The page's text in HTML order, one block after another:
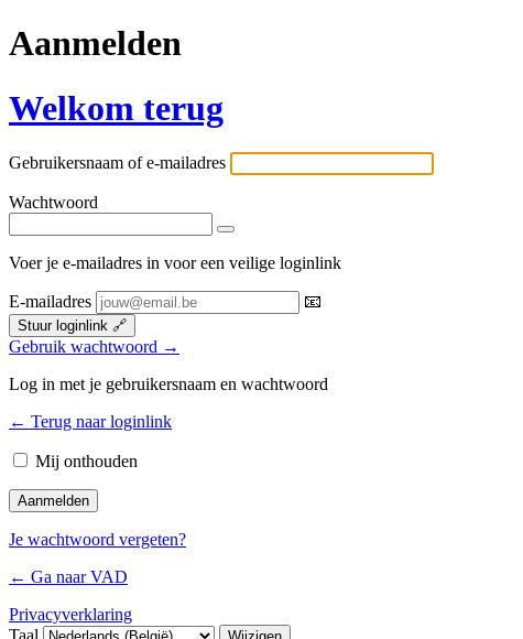
Aanmelden
Welkom terug
Gebruikersnaam of e-mailadres
Wachtwoord
Voer je e-mailadres in voor een veilige loginlink
E-mailadres 📧
Stuur loginlink 🔗
Gebruik wachtwoord →
Log in met je gebruikersnaam en wachtwoord
← Terug naar loginlink
Mij onthouden
Je wachtwoord vergeten?
← Ga naar VAD
Privacyverklaring